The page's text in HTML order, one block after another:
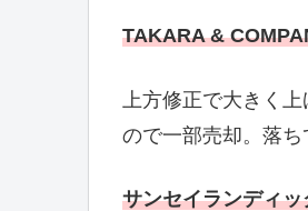
TAKARA &
上方修正で大きく
ので一部売却。落ち
サンセイランディ